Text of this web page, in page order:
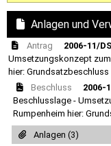
Anlagen und
Antrag
2006-11/
Umsetzungskonzept
hier: Grundsatzbeschluss
Beschluss
2006-
Beschlusslage -
Rumpenheim hier:
Anlagen (3)